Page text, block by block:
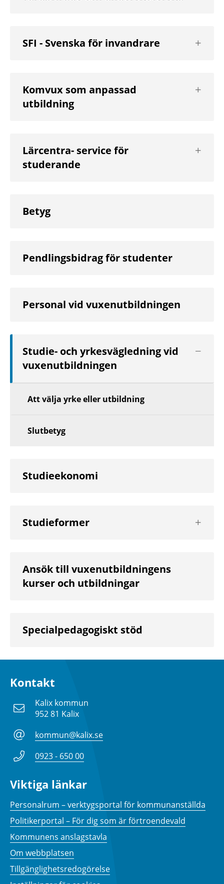
SFI - Svenska för invandrare
nästa
Komvux som anpassad
utbildning
nästa
Lärcentra- service för
studerande
nästa
Betyg
Pendlingsbidrag för studenter
Personal vid vuxenutbildningen
Studie- och yrkesvägledning vid
vuxenutbildningen
Att välja yrke eller utbildning
Slutbetyg
Studieekonomi
Studieformer
nästa
Ansök till vuxenutbildningens
kurser och utbildningar
Specialpedagogiskt stöd
Kontakt
Kalix kommun
952 81 Kalix
kommun@kalix.se
0923 - 650 00
Viktiga länkar
Personalrum – verktygsportal för kommunanställda
Politikerportal – För dig som är förtroendevald
Kommunens anslagstavla
Om webbplatsen
Tillgänglighetsredogörelse